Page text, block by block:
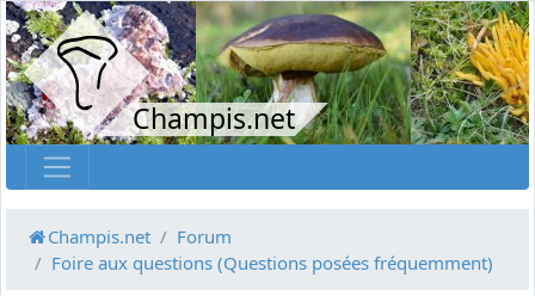
Champis.net
Champis.net
Forum
Foire aux questions (Questions posées fréquemment)